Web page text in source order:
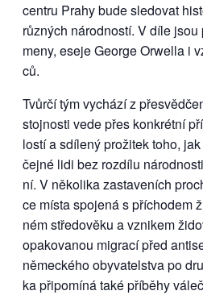
cen­t­ru Pra­hy bu­de sle­do­vat
růz­ných ná­rod­nos­tí. V dí­le
me­ny, ese­je Ge­or­ge Orwel­la i
ců.
Tvůr­čí tým vy­chá­zí z
stoj­nos­ti ve­de přes kon­krét­ní
los­tí a sdí­le­ný pro­ži­tek to­ho,
čej­né li­di bez roz­dí­lu
ní. V ně­ko­li­ka za­sta­ve­ních
ce mís­ta spo­je­ná s pří­cho­dem
ném stře­do­vě­ku a vzni­kem
opa­ko­va­nou mi­gra­cí před
ně­mec­ké­ho oby­va­tel­stva po
ka při­po­mí­ná ta­ké pří­běhy